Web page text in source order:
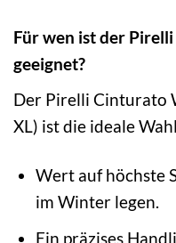
Für wen ist der
geeignet?
Der Pirelli Cinturato
XL) ist die ideale
Wert auf höchste
im Winter legen.
Ein präzises